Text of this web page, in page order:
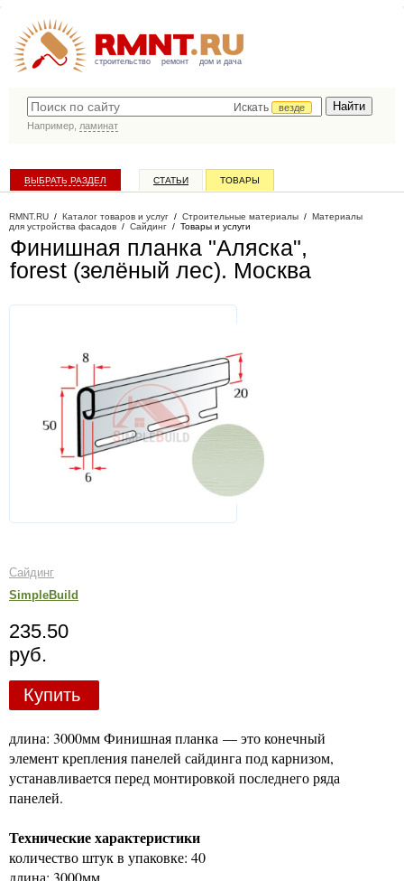
строительство ремонт дом и дача
Искать
везде
Например, ламинат
ВЫБРАТЬ РАЗДЕЛ СТАТЬИ ТОВАРЫ
RMNT.RU / Каталог товаров и услуг / Строительные материалы / Материалы
для устройства фасадов / Сайдинг / Товары и услуги
Финишная планка "Аляска",
forest (зелёный лес). Москва
Сайдинг
SimpleBuild
235.50
руб.
Купить
длина: 3000мм Финишная планка — это конечный
элемент крепления панелей сайдинга под карнизом,
устанавливается перед монтировкой последнего ряда
панелей.
Технические характеристики
количество штук в упаковке: 40
длина: 3000мм